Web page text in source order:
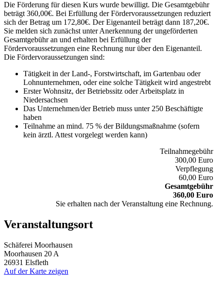
Die Förderung für diesen Kurs wurde bewilligt. Die Gesamtgebühr
beträgt 360,00€. Bei Erfüllung der Fördervoraussetzungen reduziert
sich der Betrag um 172,80€. Der Eigenanteil beträgt dann 187,20€.
Sie melden sich zunächst unter Anerkennung der ungeförderten
Gesamtgebühr an und erhalten bei Erfüllung der
Fördervoraussetzungen eine Rechnung nur über den Eigenanteil.
Die Fördervoraussetzungen sind:
Tätigkeit in der Land-, Forstwirtschaft, im Gartenbau oder
Lohnunternehmen, oder eine solche Tätigkeit wird angestrebt
Erster Wohnsitz, der Betriebssitz oder Arbeitsplatz in
Niedersachsen
Das Unternehmen/der Betrieb muss unter 250 Beschäftigte
haben
Teilnahme an mind. 75 % der Bildungsmaßnahme (sofern
kein ärztl. Attest vorgelegt werden kann)
Teilnahmegebühr
300,00 Euro
Verpflegung
60,00 Euro
Gesamtgebühr
360,00 Euro
Sie erhalten nach der Veranstaltung eine Rechnung.
Veranstaltungsort
Schäferei Moorhausen
Moorhausen 20 A
26931 Elsfleth
Auf der Karte zeigen